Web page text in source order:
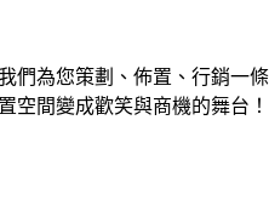
們為您策劃、佈置、行銷一條
空間變成歡笑與商機的舞台！